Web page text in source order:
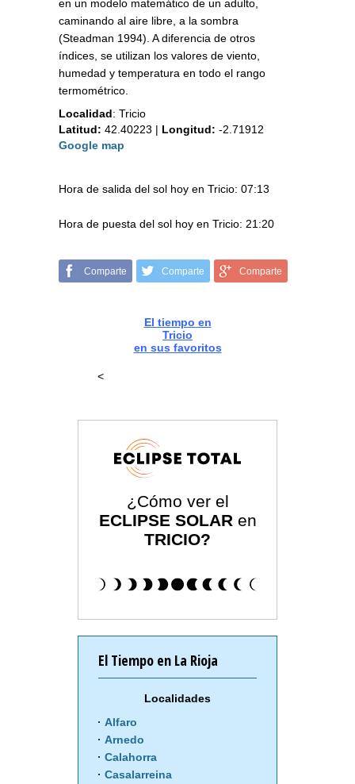
en un modelo matemático de un adulto,
caminando al aire libre, a la sombra
(Steadman 1994). A diferencia de otros
índices, se utilizan los valores de viento,
humedad y temperatura en todo el rango
termométrico.
Localidad: Tricio
Latitud: 42.40223 | Longitud: -2.71912
Google map
Hora de salida del sol hoy en Tricio: 07:13
Hora de puesta del sol hoy en Tricio: 21:20
Comparte Comparte Comparte
El tiempo en
Tricio
en sus favoritos
<
¿Cómo ver el
ECLIPSE SOLAR en
TRICIO?
El Tiempo en La Rioja
Localidades
Alfaro
Arnedo
Calahorra
Casalarreina